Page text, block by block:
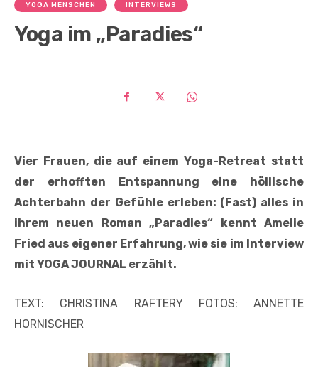
YOGA MENSCHEN INTERVIEWS
Yoga im „Paradies“
Vier Frauen, die auf einem Yoga-Retreat statt
der erhofften Entspannung eine höllische
Achterbahn der Gefühle erleben: (Fast) alles in
ihrem neuen Roman „Paradies“ kennt Amelie
Fried aus eigener Erfahrung, wie sie im Interview
mit YOGA JOURNAL erzählt.
TEXT: CHRISTINA RAFTERY FOTOS: ANNETTE
HORNISCHER